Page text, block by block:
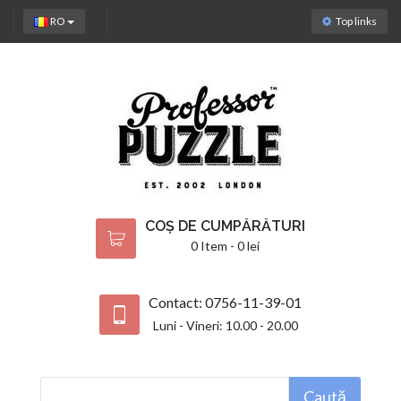
Top links
RO
COȘ DE CUMPĂRĂTURI
0 Item - 0 lei
Contact: 0756-11-39-01
Luni - Vineri: 10.00 - 20.00
Caută